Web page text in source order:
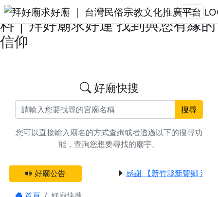
搜尋台南市後壁區朱府千歲廟宇資
料 | 拜好廟求好運 找到與您有緣的
信仰
好廟快搜
搜尋
您可以直接輸入廟名的方式查詢或者透過以下的搜尋功
能，查詢您想要尋找的廟宇。
好廟公告 感謝 【新竹縣新豐鄉 池